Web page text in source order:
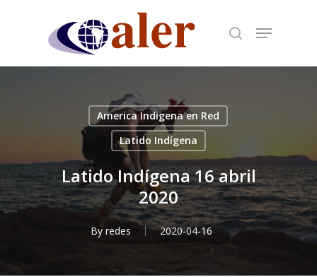
content
America Indigena en Red
Latido Indígena
Latido Indígena 16 abril
2020
By redes 2020-04-16